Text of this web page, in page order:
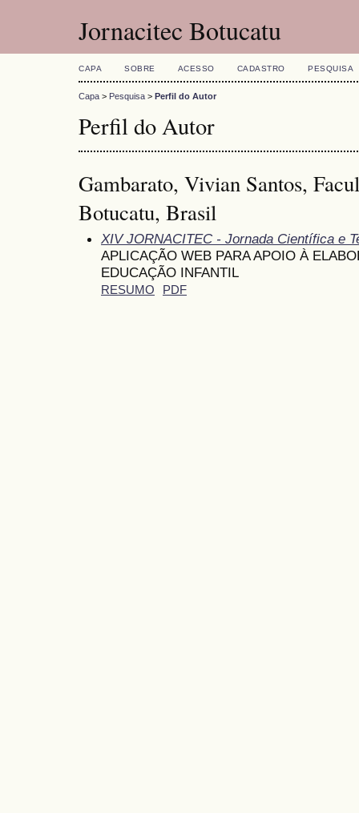
Jornacitec Botucatu
CAPA SOBRE ACESSO CADASTRO PESQUISA
Capa > Pesquisa > Perfil do Autor
Perfil do Autor
Gambarato, Vivian Santos,
Botucatu, Brasil
XIV JORNACITEC - Jornada Científica e
APLICAÇÃO WEB PARA APOIO À
EDUCAÇÃO INFANTIL
RESUMO PDF